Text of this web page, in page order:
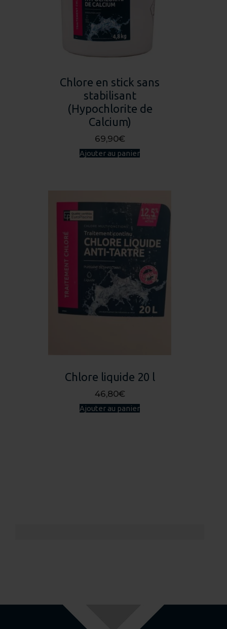
page
produit
Chlore en stick sans
stabilisant
(Hypochlorite de
Calcium)
69,90€
Ajouter au panier
Chlore liquide 20 l
46,80€
Ajouter au panier